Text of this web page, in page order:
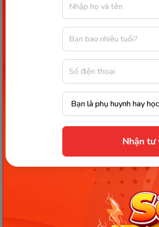
Nhận tư
* Lần 3: sắp xếp theo quy tắc 2
hoa đỏ- 1 hoa vàng.
(Tương tự như trên)
+ Như vậy là có 3 cách sắp xếp
các cây hoa theo yêu cầu của
- Cô cho trẻ quan sát các cách
Việc sắp xếp các bông hoa
lặp đi lặp lại nhiều lần theo
một trình tự nhất định gọi là
sắp xếp theo quy tắc
Hoạt động 3: Luyện tập –